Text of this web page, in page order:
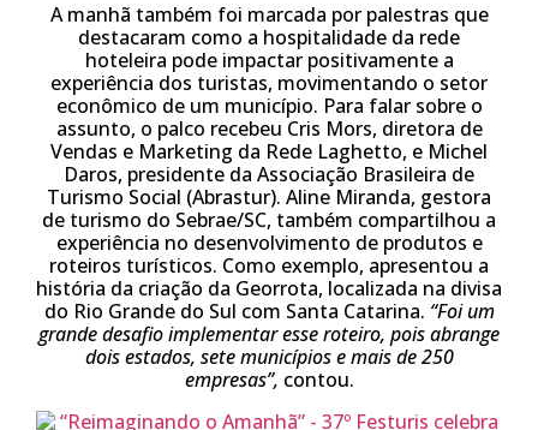
A manhã também foi marcada por palestras que
destacaram como a hospitalidade da rede
hoteleira pode impactar positivamente a
experiência dos turistas, movimentando o setor
econômico de um município. Para falar sobre o
assunto, o palco recebeu Cris Mors, diretora de
Vendas e Marketing da Rede Laghetto, e Michel
Daros, presidente da Associação Brasileira de
Turismo Social (Abrastur). Aline Miranda, gestora
de turismo do Sebrae/SC, também compartilhou a
experiência no desenvolvimento de produtos e
roteiros turísticos. Como exemplo, apresentou a
história da criação da Georrota, localizada na divisa
do Rio Grande do Sul com Santa Catarina. “Foi um
grande desafio implementar esse roteiro, pois abrange
dois estados, sete municípios e mais de 250
empresas”, contou.